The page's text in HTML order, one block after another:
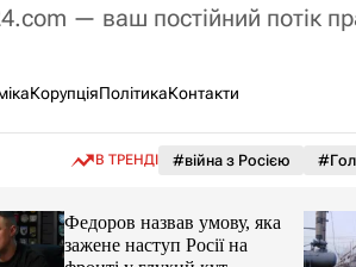
— ваш постійний потік
КорупціяПолітикаКонтакти
В ТРЕНДІ #війна з Росією
Федоров назвав умову, яка
зажене наступ Росії на